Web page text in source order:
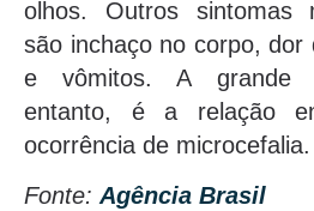
olhos. Outros sintomas
são inchaço no corpo, dor
e vômitos. A grande
entanto, é a relação
ocorrência de microcefalia.
Fonte:Agência Brasil